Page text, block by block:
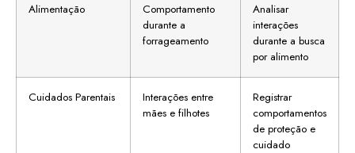
Alimentação
Comportamento
durante a
forrageamento
Analisar
interações
durante a busca
por alimento
Cuidados Parentais
Interações entre
mães e filhotes
Registrar
comportamentos
de proteção e
cuidado